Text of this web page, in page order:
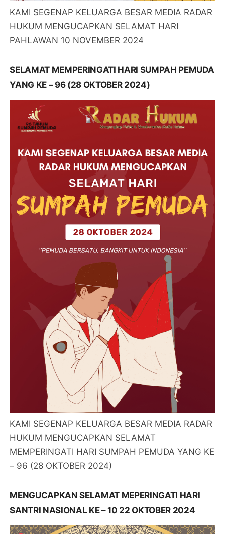
KAMI SEGENAP KELUARGA BESAR MEDIA RADAR
HUKUM MENGUCAPKAN SELAMAT HARI
PAHLAWAN 10 NOVEMBER 2024
SELAMAT MEMPERINGATI HARI SUMPAH PEMUDA
YANG KE – 96 (28 OKTOBER 2024)
KAMI SEGENAP KELUARGA BESAR MEDIA RADAR
HUKUM MENGUCAPKAN SELAMAT
MEMPERINGATI HARI SUMPAH PEMUDA YANG KE
– 96 (28 OKTOBER 2024)
MENGUCAPKAN SELAMAT MEPERINGATI HARI
SANTRI NASIONAL KE – 10 22 OKTOBER 2024